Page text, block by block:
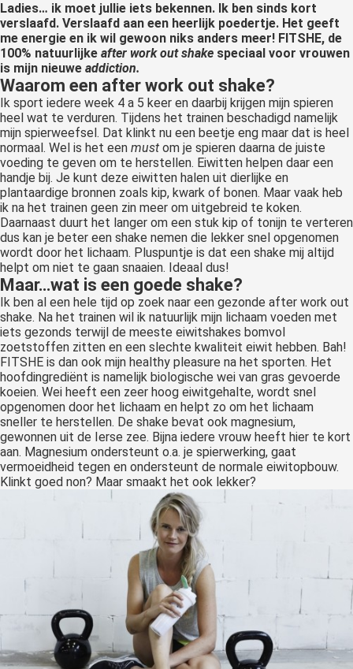
Ladies… ik moet jullie iets bekennen. Ik ben sinds kort
verslaafd. Verslaafd aan een heerlijk poedertje. Het geeft
me energie en ik wil gewoon niks anders meer! FITSHE, de
100% natuurlijke after work out shake speciaal voor vrouwen
is mijn nieuwe addiction.
Waarom een after work out shake?
Ik sport iedere week 4 a 5 keer en daarbij krijgen mijn spieren
heel wat te verduren. Tijdens het trainen beschadigd namelijk
mijn spierweefsel. Dat klinkt nu een beetje eng maar dat is heel
normaal. Wel is het een must om je spieren daarna de juiste
voeding te geven om te herstellen. Eiwitten helpen daar een
handje bij. Je kunt deze eiwitten halen uit dierlijke en
plantaardige bronnen zoals kip, kwark of bonen. Maar vaak heb
ik na het trainen geen zin meer om uitgebreid te koken.
Daarnaast duurt het langer om een stuk kip of tonijn te verteren
dus kan je beter een shake nemen die lekker snel opgenomen
wordt door het lichaam. Pluspuntje is dat een shake mij altijd
helpt om niet te gaan snaaien. Ideaal dus!
Maar…wat is een goede shake?
Ik ben al een hele tijd op zoek naar een gezonde after work out
shake. Na het trainen wil ik natuurlijk mijn lichaam voeden met
iets gezonds terwijl de meeste eiwitshakes bomvol
zoetstoffen zitten en een slechte kwaliteit eiwit hebben. Bah!
FITSHE is dan ook mijn healthy pleasure na het sporten. Het
hoofdingrediënt is namelijk biologische wei van gras gevoerde
koeien. Wei heeft een zeer hoog eiwitgehalte, wordt snel
opgenomen door het lichaam en helpt zo om het lichaam
sneller te herstellen. De shake bevat ook magnesium,
gewonnen uit de Ierse zee. Bijna iedere vrouw heeft hier te kort
aan. Magnesium ondersteunt o.a. je spierwerking, gaat
vermoeidheid tegen en ondersteunt de normale eiwitopbouw.
Klinkt goed non? Maar smaakt het ook lekker?